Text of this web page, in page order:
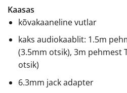
Kaasas
kõvakaaneline vutlar
kaks audiokaablit: 1.5m
(3.5mm otsik), 3m pehmest
otsik)
6.3mm jack adapter